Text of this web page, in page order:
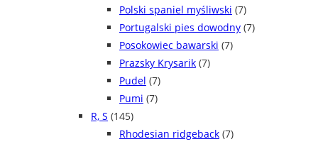
Polski spaniel myśliwski (7)
Portugalski pies dowodny (7)
Posokowiec bawarski (7)
Prazsky Krysarik (7)
Pudel (7)
Pumi (7)
R, S (145)
Rhodesian ridgeback (7)